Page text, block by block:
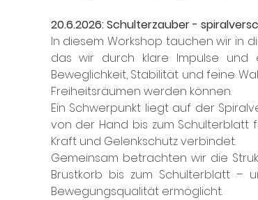
20.6.2026: Schulterzauber -
In diesem Workshop tauchen wir in
das wir durch klare Impulse und
Beweglichkeit, Stabilität und feine
Freiheitsräumen werden können.
Ein Schwerpunkt liegt auf der
von der Hand bis zum Schulterblatt
Kraft und Gelenkschutz verbindet.
Gemeinsam betrachten wir die
Brustkorb bis zum Schulterblatt –
Bewegungsqualität ermöglicht.